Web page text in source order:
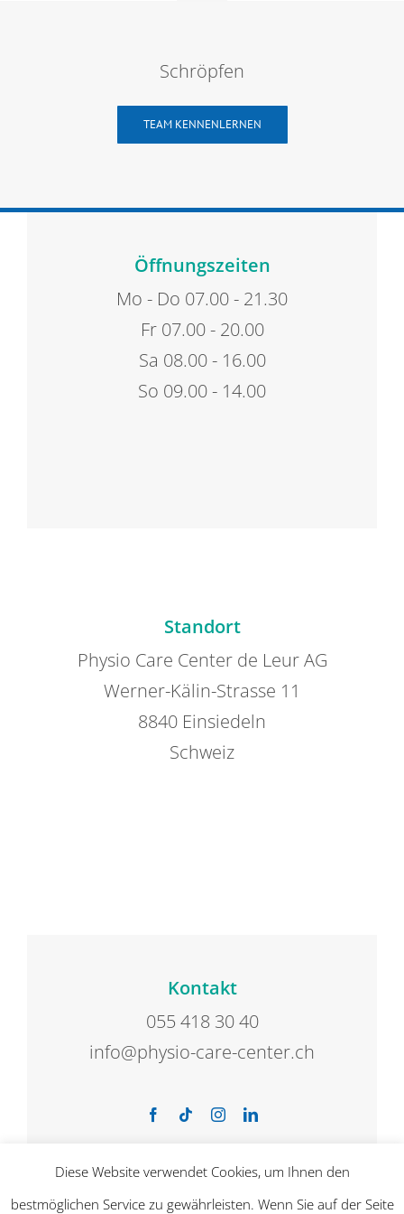
Schröpfen
TEAM KENNENLERNEN
Öffnungszeiten
Mo - Do 07.00 - 21.30
Fr 07.00 - 20.00
Sa 08.00 - 16.00
So 09.00 - 14.00
Standort
Physio Care Center de Leur AG
Werner-Kälin-Strasse 11
8840 Einsiedeln
Schweiz
Kontakt
055 418 30 40
info@physio-care-center.ch
Diese Website verwendet Cookies, um Ihnen den
bestmöglichen Service zu gewährleisten. Wenn Sie auf der Seite